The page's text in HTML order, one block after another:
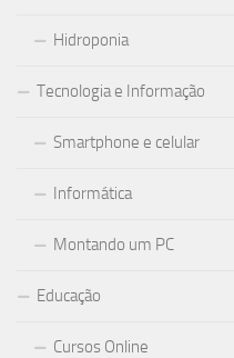
Hidroponia
Tecnologia e Informação
Smartphone e celular
Informática
Montando um PC
Educação
Cursos Online